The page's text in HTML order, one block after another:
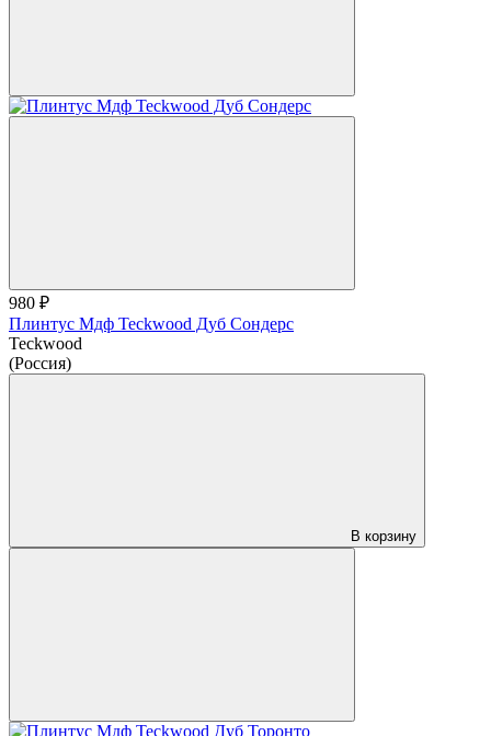
980 ₽
Плинтус Мдф Teckwood Дуб Сондерс
Teckwood
(Россия)
В корзину